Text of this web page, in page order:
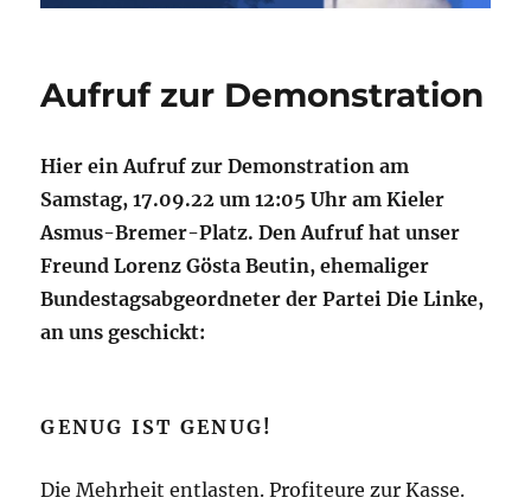
Aufruf zur Demonstration
Hier ein Aufruf zur Demonstration am
Samstag, 17.09.22 um 12:05 Uhr am Kieler
Asmus-Bremer-Platz. Den Aufruf hat unser
Freund Lorenz Gösta Beutin, ehemaliger
Bundestagsabgeordneter der Partei Die Linke,
an uns geschickt:
GENUG IST GENUG!
Die Mehrheit entlasten. Profiteure zur Kasse.